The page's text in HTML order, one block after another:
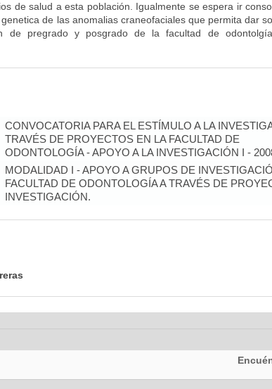
de salud a esta población. Igualmente se espera ir
de las anomalias craneofaciales que permita dar
de pregrado y posgrado de la facultad de
CONVOCATORIA PARA EL ESTÍMULO A LA
TRAVÉS DE PROYECTOS EN LA FACULTAD DE
ODONTOLOGÍA - APOYO A LA INVESTIGACIÓN I -
MODALIDAD I - APOYO A GRUPOS DE
FACULTAD DE ODONTOLOGÍA A TRAVÉS DE
INVESTIGACIÓN.